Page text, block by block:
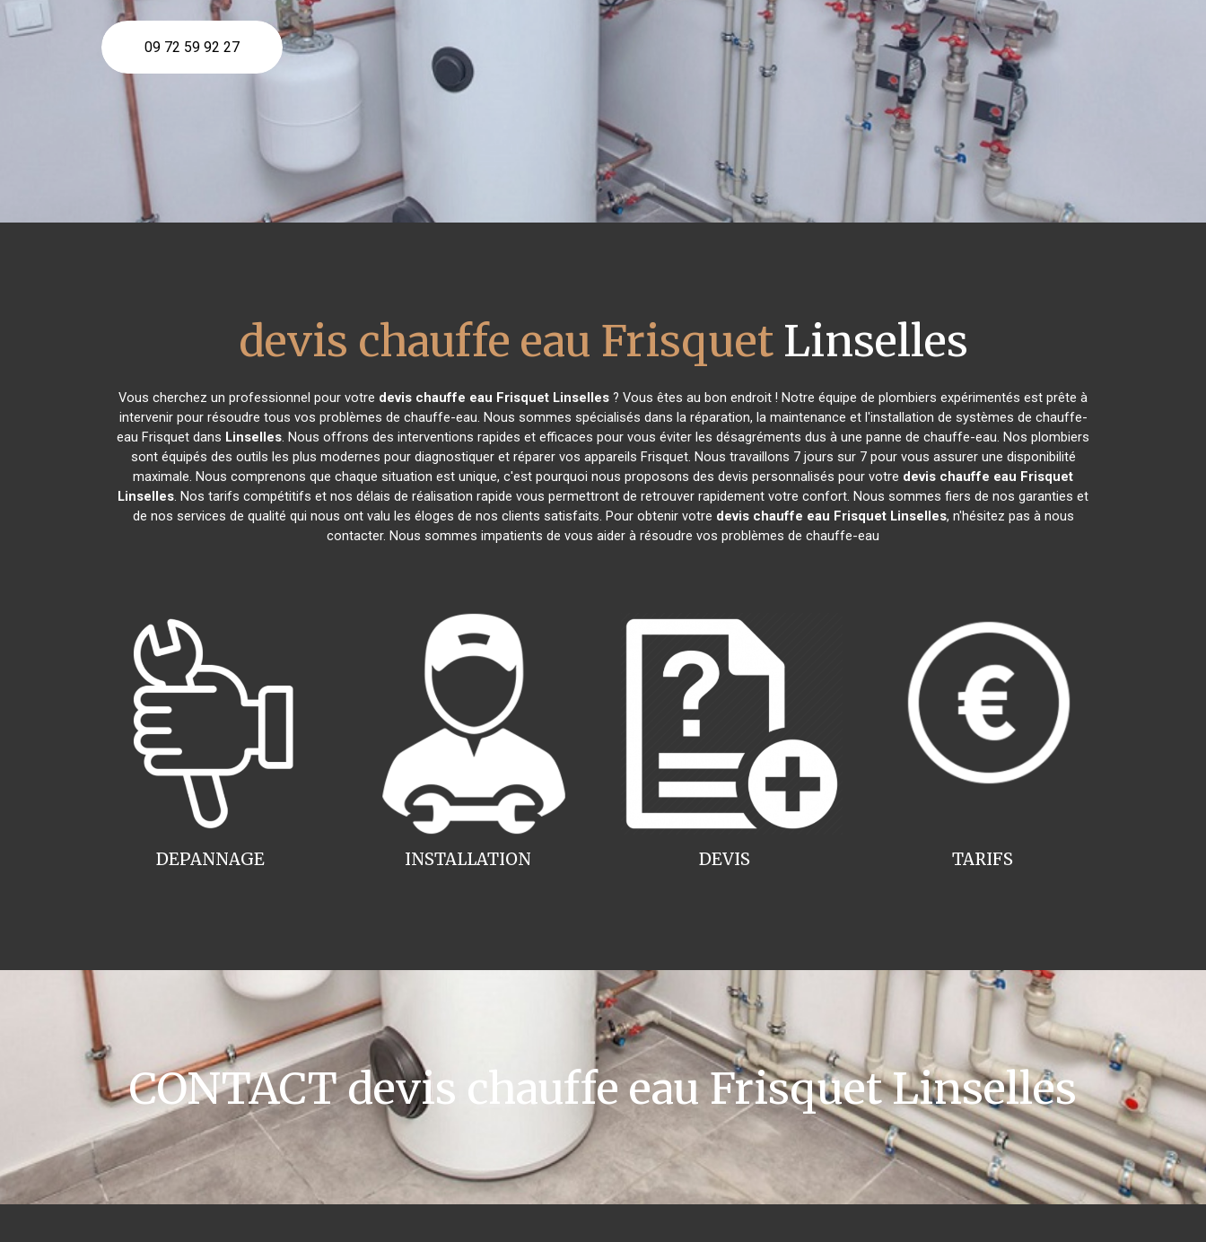
09 72 59 92 27
devis chauffe eau FrisquetLinselles
Vous cherchez un professionnel pour votre devis chauffe eau Frisquet Linselles ? Vous êtes au bon endroit ! Notre équipe de plombiers expérimentés est prête à
intervenir pour résoudre tous vos problèmes de chauffe-eau. Nous sommes spécialisés dans la réparation, la maintenance et l'installation de systèmes de chauffe-
eau Frisquet dans Linselles. Nous offrons des interventions rapides et efficaces pour vous éviter les désagréments dus à une panne de chauffe-eau. Nos plombiers
sont équipés des outils les plus modernes pour diagnostiquer et réparer vos appareils Frisquet. Nous travaillons 7 jours sur 7 pour vous assurer une disponibilité
maximale. Nous comprenons que chaque situation est unique, c'est pourquoi nous proposons des devis personnalisés pour votre devis chauffe eau Frisquet
Linselles. Nos tarifs compétitifs et nos délais de réalisation rapide vous permettront de retrouver rapidement votre confort. Nous sommes fiers de nos garanties et
de nos services de qualité qui nous ont valu les éloges de nos clients satisfaits. Pour obtenir votre devis chauffe eau Frisquet Linselles, n'hésitez pas à nous
contacter. Nous sommes impatients de vous aider à résoudre vos problèmes de chauffe-eau
INSTALLATION
DEPANNAGE TARIFS
DEVIS
CONTACT devis chauffe eau Frisquet Linselles